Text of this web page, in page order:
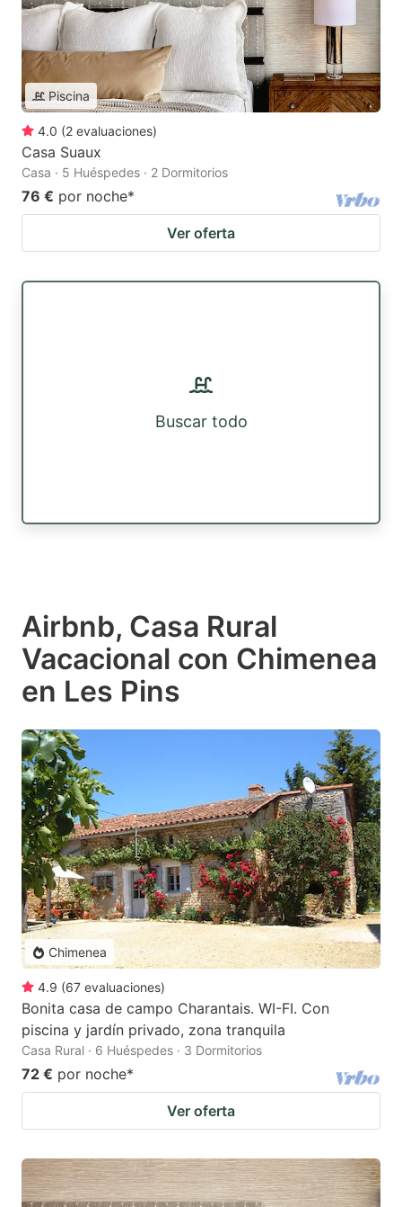
Piscina
4.0 (2 evaluaciones)
Casa Suaux
Casa · 5 Huéspedes · 2 Dormitorios
76 € por noche*
Ver oferta
Buscar todo
Airbnb, Casa Rural
Vacacional con Chimenea
en Les Pins
Chimenea
4.9 (67 evaluaciones)
Bonita casa de campo Charantais. WI-FI. Con
piscina y jardín privado, zona tranquila
Casa Rural · 6 Huéspedes · 3 Dormitorios
72 € por noche*
Ver oferta